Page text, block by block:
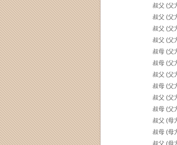
叔父 (父
叔父 (父
叔父 (父
叔父 (父
叔母 (父
叔母 (父
叔父 (父
叔母 (父
叔父 (父
叔母 (父
叔父 (母
叔母 (母
叔父 (母